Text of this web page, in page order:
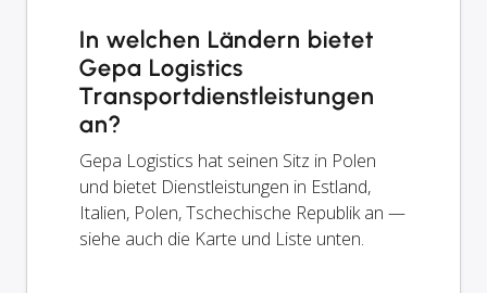
In welchen Ländern bietet
Gepa Logistics
Transportdienstleistungen
an?
Gepa Logistics hat seinen Sitz in Polen
und bietet Dienstleistungen in Estland,
Italien, Polen, Tschechische Republik an —
siehe auch die Karte und Liste unten.